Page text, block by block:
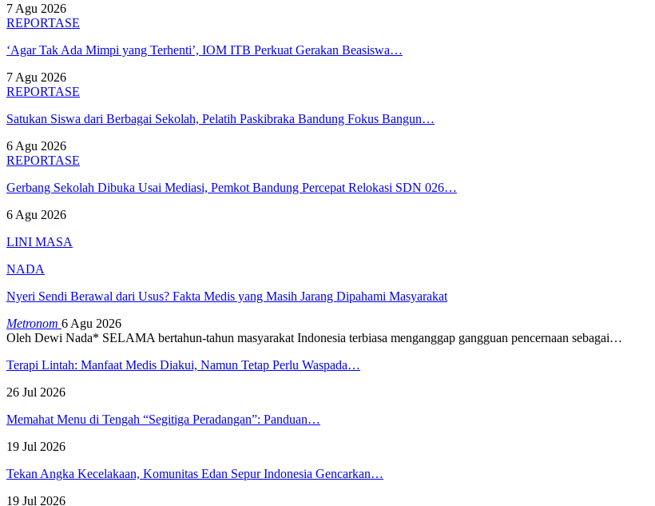
7 Agu 2026
REPORTASE
‘Agar Tak Ada Mimpi yang Terhenti’, IOM ITB Perkuat Gerakan Beasiswa…
7 Agu 2026
REPORTASE
Satukan Siswa dari Berbagai Sekolah, Pelatih Paskibraka Bandung Fokus Bangun…
6 Agu 2026
REPORTASE
Gerbang Sekolah Dibuka Usai Mediasi, Pemkot Bandung Percepat Relokasi SDN 026…
6 Agu 2026
LINI MASA
NADA
Nyeri Sendi Berawal dari Usus? Fakta Medis yang Masih Jarang Dipahami Masyarakat
Metronom 6 Agu 2026
Oleh Dewi Nada* SELAMA bertahun-tahun masyarakat Indonesia terbiasa menganggap gangguan pencernaan sebagai…
Terapi Lintah: Manfaat Medis Diakui, Namun Tetap Perlu Waspada…
26 Jul 2026
Memahat Menu di Tengah “Segitiga Peradangan”: Panduan…
19 Jul 2026
Tekan Angka Kecelakaan, Komunitas Edan Sepur Indonesia Gencarkan…
19 Jul 2026